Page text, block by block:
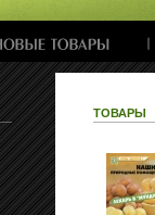
ТОВАРЫ